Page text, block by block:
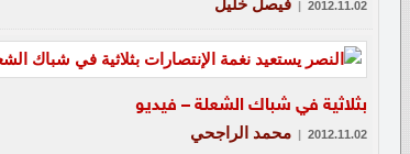
2012.11.02
| فيصل خليل
بثلاثية في شباك الشعلة – فيديو
2012.11.02
| محمد الراجحي